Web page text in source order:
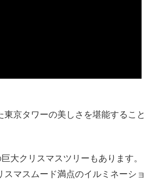
京タワーの美しさを堪能すること
大クリスマスツリーもあります。
マスムード満点のイルミネーショ